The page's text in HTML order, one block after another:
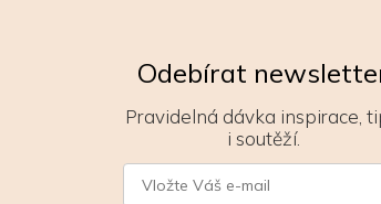
Odebírat
Pravidelná dávka inspirace,
i soutěží.